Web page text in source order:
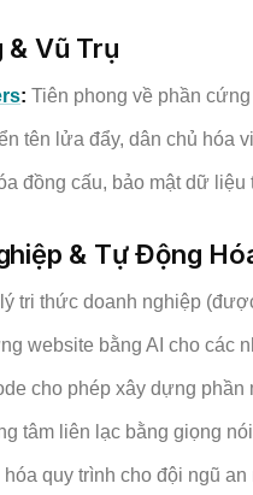
& Vũ Trụ
: Tiên phong về phần
tên lửa đẩy, dân chủ hóa
đồng cấu, bảo mật dữ liệu
& Tự Động
tri thức doanh nghiệp
website bằng AI cho các
cho phép xây dựng
tâm liên lạc bằng giọng
quy trình cho đội ngũ an